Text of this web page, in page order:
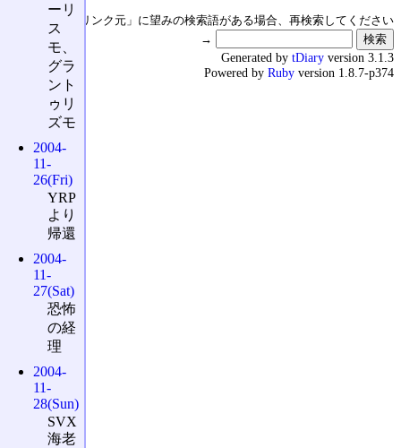
↑の「本日のリンク元」に望みの検索語がある場合、再検索してください
→
ーリ
ス
モ、
グラ
ント
ゥリ
ズモ
2004-
11-
26(Fri)
YRP
より
帰還
2004-
11-
27(Sat)
恐怖
の経
理
2004-
11-
28(Sun)
SVX
海老
Generated by tDiary version 3.1.3
Powered by Ruby version 1.8.7-p374